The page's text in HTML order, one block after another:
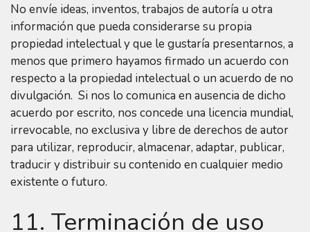
No envíe ideas, inventos, trabajos de autoría u otra
información que pueda considerarse su propia
propiedad intelectual y que le gustaría presentarnos, a
menos que primero hayamos firmado un acuerdo con
respecto a la propiedad intelectual o un acuerdo de no
divulgación. Si nos lo comunica en ausencia de dicho
acuerdo por escrito, nos concede una licencia mundial,
irrevocable, no exclusiva y libre de derechos de autor
para utilizar, reproducir, almacenar, adaptar, publicar,
traducir y distribuir su contenido en cualquier medio
existente o futuro.
11. Terminación de uso